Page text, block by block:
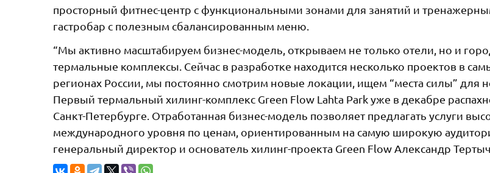
просторный фитнес-центр с функциональными зонами для занятий и
гастробар с полезным сбалансированным меню.
“Мы активно масштабируем бизнес-модель, открываем не только отели, но и
термальные комплексы. Сейчас в разработке находится несколько проектов в
регионах России, мы постоянно смотрим новые локации, ищем “места силы” для
Первый термальный хилинг-комплекс Green Flow Lahta Park уже в декабре
Санкт-Петербурге. Отработанная бизнес-модель позволяет предлагать услуги
международного уровня по ценам, ориентированным на самую широкую
генеральный директор и основатель хилинг-проекта Green Flow Александр